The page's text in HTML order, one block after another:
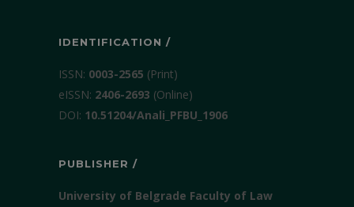
IDENTIFICATION /
ISSN: 0003-2565 (Print)
еISSN: 2406-2693 (Online)
DOI: 10.51204/Anali_PFBU_1906
PUBLISHER /
University of Belgrade Faculty of Law